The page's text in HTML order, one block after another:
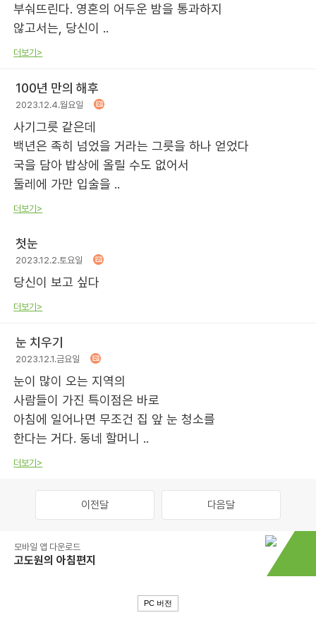
부숴뜨린다. 영혼의 어두운 밤을 통과하지
않고서는, 당신이 ..
더보기>
100년 만의 해후
2023.12.4.월요일
사기그릇 같은데
백년은 족히 넘었을 거라는 그릇을 하나 얻었다
국을 담아 밥상에 올릴 수도 없어서
둘레에 가만 입술을 ..
더보기>
첫눈
2023.12.2.토요일
당신이 보고 싶다
더보기>
눈 치우기
2023.12.1.금요일
눈이 많이 오는 지역의
사람들이 가진 특이점은 바로
아침에 일어나면 무조건 집 앞 눈 청소를
한다는 거다. 동네 할머니 ..
더보기>
이전달 다음달
모바일 앱 다운로드
고도원의 아침편지
PC 버전